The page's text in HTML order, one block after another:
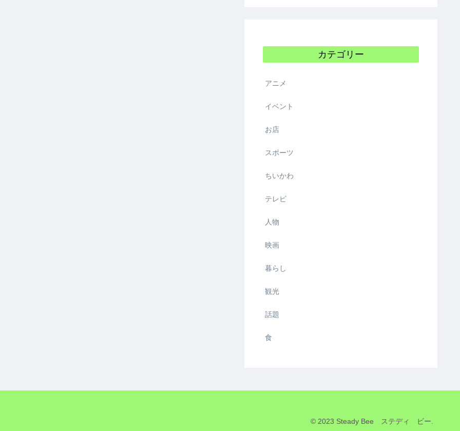
カテゴリー
アニメ
イベント
お店
スポーツ
ちいかわ
テレビ
人物
映画
暮らし
観光
話題
食
© 2023 Steady Bee ステディ ビー.